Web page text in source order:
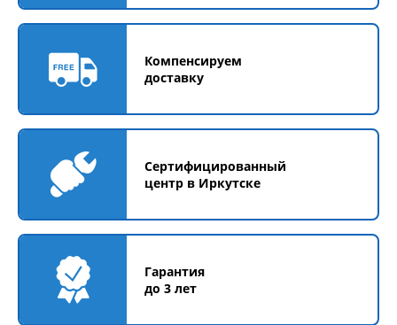
Компенсируем
доставку
Сертифицированный
центр в Иркутске
Гарантия
до 3 лет